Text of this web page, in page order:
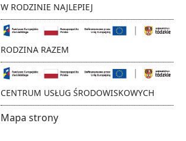
⁣⁣⁣⁣⁣W RODZINIE NAJLEPIEJ
RODZINA RAZEM
CENTRUM USŁUG ŚRODOWISKOWYCH
Mapa strony